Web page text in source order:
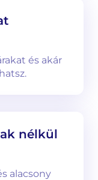
és akár
nélkül
alacsony